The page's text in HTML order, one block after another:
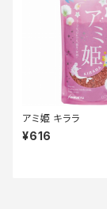
アミ姫 キララ
¥616